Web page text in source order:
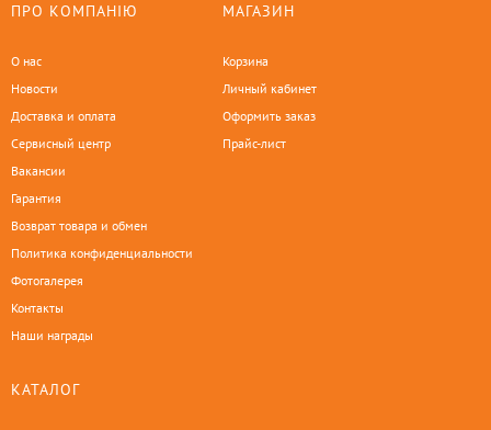
ПРО КОМПАНІЮ
О нас
Новости
Доставка и оплата
Сервисный центр
Вакансии
Гарантия
Возврат товара и обмен
Политика конфиденциальности
Фотогалерея
Контакты
Наши награды
МАГАЗИН
Корзина
Личный кабинет
Оформить заказ
Прайс-лист
КАТАЛОГ